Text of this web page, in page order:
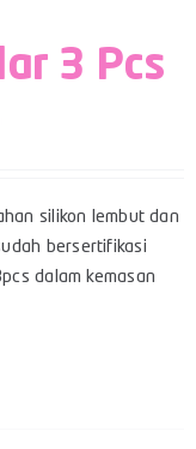
3 Pcs
silikon lembut dan
bersertifikasi
dalam kemasan